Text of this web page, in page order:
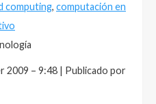
computing, computación en
2009 – 9:48 | Publicado por